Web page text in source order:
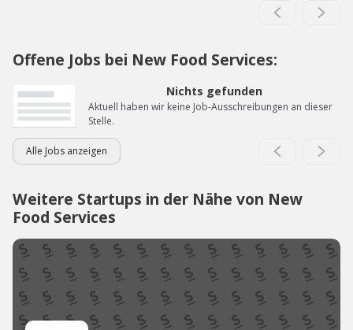
Offene Jobs bei New Food Services:
Nichts gefunden
Aktuell haben wir keine Job-Ausschreibungen an dieser
Stelle.
Alle Jobs anzeigen
Weitere Startups in der Nähe von New
Food Services